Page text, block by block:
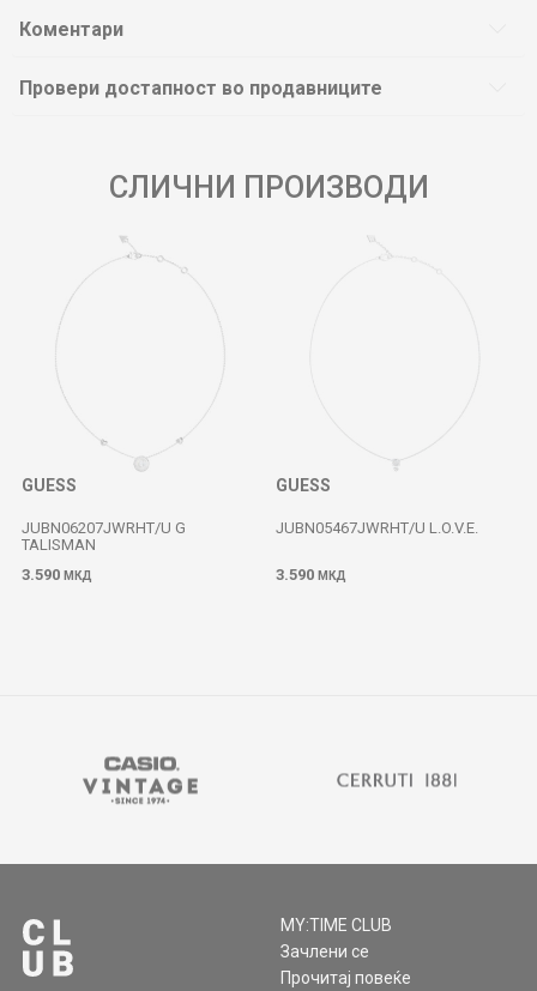
Коментари
Провери достапност во продавниците
СЛИЧНИ ПРОИЗВОДИ
GUESS
JUBN06207JWRHT/U G
TALISMAN
3.590 МКД
GUESS
JUBN05467JWRHT/U L.O.V.E.
3.590 МКД
MY:TIME CLUB
Зачлени се
Прочитај повеќе